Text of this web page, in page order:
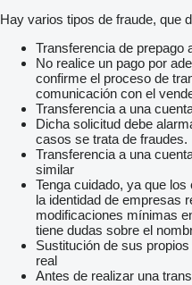
Hay varios tipos de fraude, que
Transferencia de prepago
No realice un pago por
confirme el proceso de
comunicación con el
Transferencia a una
Dicha solicitud debe
casos se trata de fraudes.
Transferencia a una
similar
Tenga cuidado, ya que
la identidad de empresas
modificaciones mínimas
tiene dudas sobre el
Sustitución de sus
real
Antes de realizar una